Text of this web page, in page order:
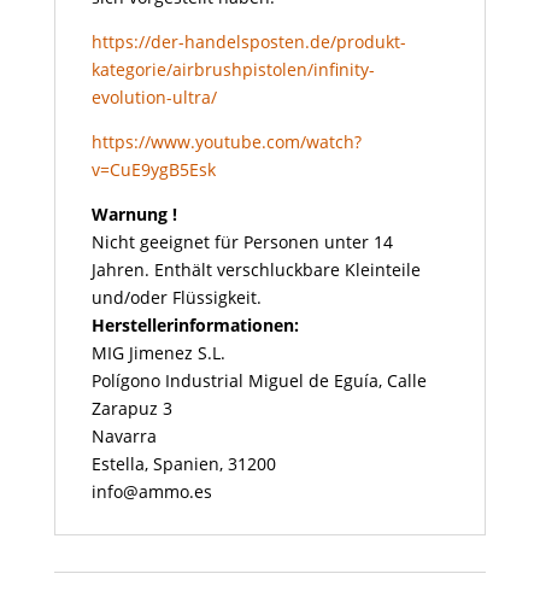
https://der-handelsposten.de/produkt-
kategorie/airbrushpistolen/infinity-
evolution-ultra/
https://www.youtube.com/watch?
v=CuE9ygB5Esk
Warnung !
Nicht geeignet für Personen unter 14
Jahren. Enthält verschluckbare Kleinteile
und/oder Flüssigkeit.
Herstellerinformationen:
MIG Jimenez S.L.
Polígono Industrial Miguel de Eguía, Calle
Zarapuz 3
Navarra
Estella, Spanien, 31200
info@ammo.es